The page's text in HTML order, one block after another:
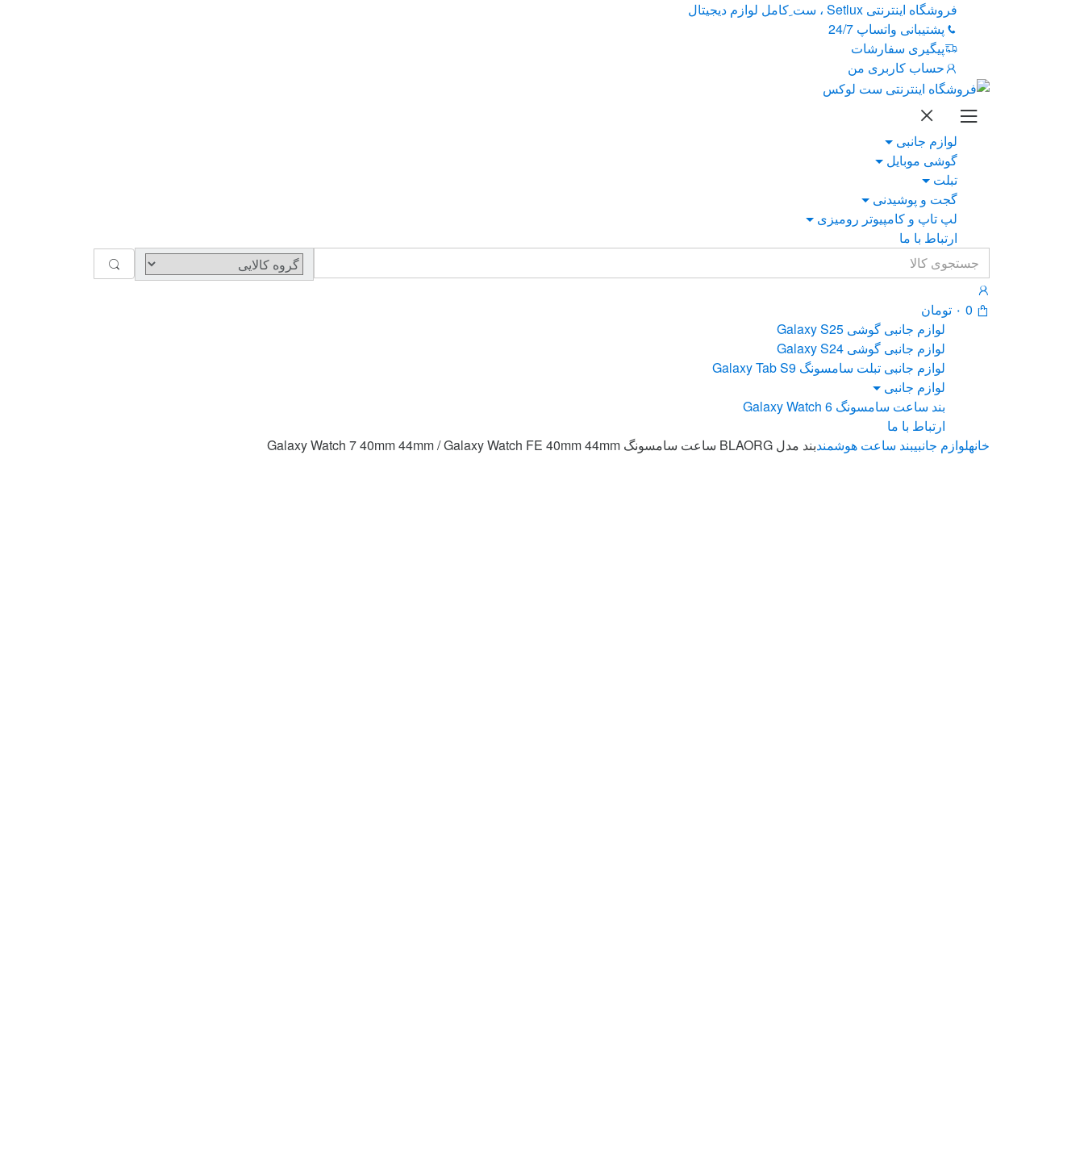
فروشگاه اینترنتی Setlux ، ست ِکامل لوازم دیجیتال
پشتیبانی واتساپ 24/7
پیگیری سفارشات
حساب کاربری من
لوازم جانبی
گوشی موبایل
تبلت
گجت و پوشیدنی
لپ تاپ و کامپیوتر رومیزی
ارتباط با ما
for:
0 ۰ تومان
لوازم جانبی گوشی Galaxy S25
لوازم جانبی گوشی Galaxy S24
لوازم جانبی تبلت سامسونگ Galaxy Tab S9
لوازم جانبی
بند ساعت سامسونگ Galaxy Watch 6
ارتباط با ما
خانهلوازم جانبیبند ساعت هوشمندبند مدل BLAORG ساعت سامسونگ Galaxy Watch 7 40mm 44mm / Galaxy Watch FE 40mm 44mm